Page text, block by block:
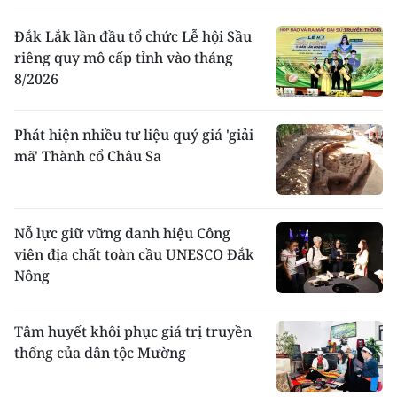
những vùng theo Hồi giáo Islam, tuy gia đình
đã chuyển sang phụ hệ, vai trò nam giới
được đề cao, nhưng những tập quán mẫu hệ
vẫn tồn tại khá đậm nét trong quan hệ gia
dân Chăm vốn được phân thành hai thị tộc:
Cau và Dừa như hai hệ dòng Niê và Mlô ở
. Về sau thị tộc Cau biến thành
tầng lớp của những người bình dân, trong
tộc và tăng lữ. Dưới thị tộc là các dòng họ
theo huyết hệ mẹ, đứng đầu là một người
đàn bà thuộc dòng con út. Mỗi dòng họ lại có
nhiều chi họ. Xã hội cổ truyền Chăm được
cổ đại. Họ có những vùng cư trú riêng và có
những ngăn cách rõ rệt: không được thiết lập
quan hệ hôn nhân, không sống cùng một
Đắk Lắk lần đầu tổ chức Lễ hội Sầu
riêng quy mô cấp tỉnh vào tháng
8/2026
Phát hiện nhiều tư liệu quý giá 'giải
mã' Thành cổ Châu Sa
Nỗ lực giữ vững danh hiệu Công
viên địa chất toàn cầu UNESCO Đắk
Nông
Tâm huyết khôi phục giá trị truyền
thống của dân tộc Mường